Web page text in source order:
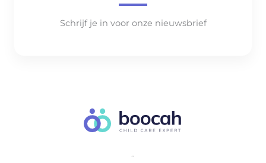
Schrijf je in voor onze nieuwsbrief
..